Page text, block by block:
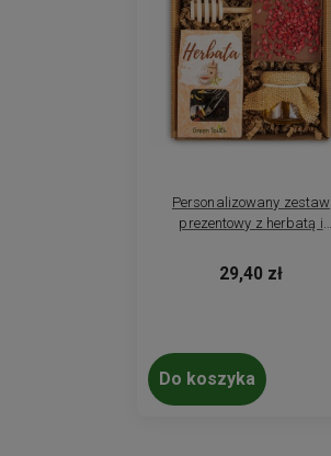
Personalizowany zestaw
prezentowy z herbatą i
prezent dla firm
29,40 zł
Do koszyka